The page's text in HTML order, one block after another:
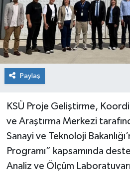
Paylaş
KSÜ Proje Geliştirme,
ve Araştırma Merkezi
Sanayi ve Teknoloji
Programı” kapsamında
Analiz ve Ölçüm